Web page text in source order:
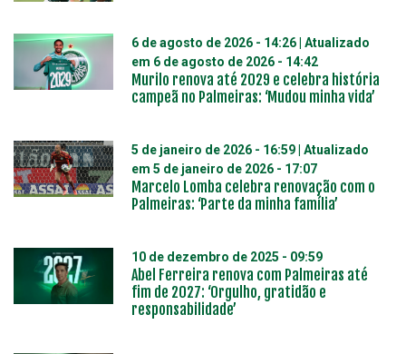
6 de agosto de 2026 - 14:26 | Atualizado
em 6 de agosto de 2026 - 14:42
Murilo renova até 2029 e celebra história
campeã no Palmeiras: ‘Mudou minha vida’
5 de janeiro de 2026 - 16:59 | Atualizado
em 5 de janeiro de 2026 - 17:07
Marcelo Lomba celebra renovação com o
Palmeiras: ‘Parte da minha família’
10 de dezembro de 2025 - 09:59
Abel Ferreira renova com Palmeiras até
fim de 2027: ‘Orgulho, gratidão e
responsabilidade’